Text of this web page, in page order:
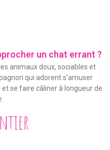
un chat errant ?
animaux doux, sociables et
qui adorent s’amuser
se faire câliner à longueur de